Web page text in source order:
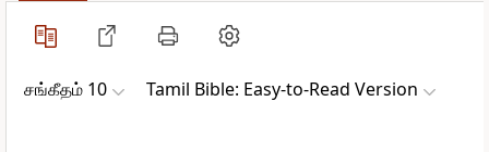
சங்கீதம் 10 Tamil Bible: Easy-to-Read Version